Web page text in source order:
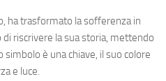
ha trasformato la sofferenza in
riscrivere la sua storia, mettendo
è una chiave, il suo colore
e luce.